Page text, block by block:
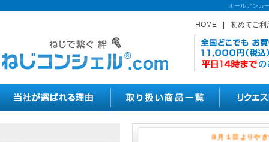
オールアンカ
HOME 初めてご利
８月１